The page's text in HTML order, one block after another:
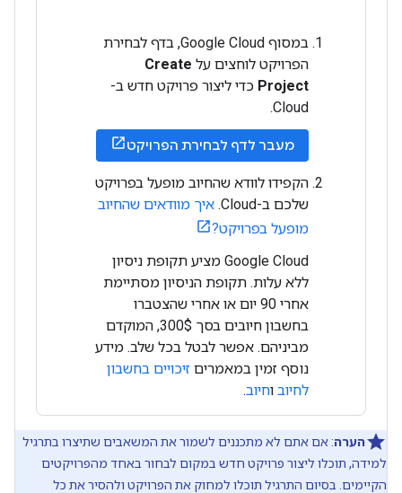
במסוף Google Cloud, בדף לבחירת
הפרויקט לוחצים על Create
Project כדי ליצור פרויקט חדש ב-
Cloud.
מעבר לדף לבחירת הפרויקט
הקפידו לוודא שהחיוב מופעל בפרויקט
שלכם ב-Cloud.
איך מוודאים שהחיוב
מופעל בפרויקט?
‫Google Cloud מציע תקופת ניסיון
ללא עלות. תקופת הניסיון מסתיימת
אחרי 90 יום או אחרי שהצטברו
בחשבון חיובים בסך 300$, המוקדם
מביניהם. אפשר לבטל בכל שלב. מידע
נוסף זמין במאמרים זיכויים בחשבון
לחיוב וחיוב.
הערה: אם אתם לא מתכננים לשמור את המשאבים שתיצרו בתרגיל
למידה, תוכלו ליצור פרויקט חדש במקום לבחור באחד מהפרויקטים
הקיימים. בסיום התרגיל תוכלו למחוק את הפרויקט ולהסיר את כל